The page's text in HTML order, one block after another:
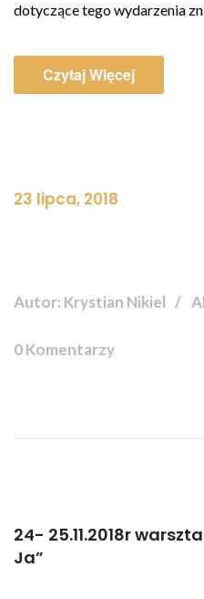
dotyczące tego wydarzenia
Czytaj Więcej
23 lipca, 2018
Autor: Krystian Nikiel
0 Komentarzy
24- 25.11.2018r
Ja”